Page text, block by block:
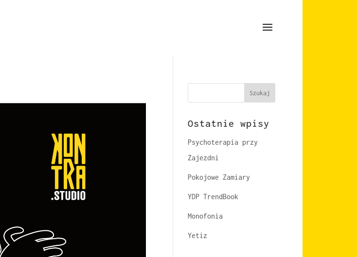
Szukaj
Ostatnie wpisy
Psychoterapia przy
Zajezdni
Pokojowe Zamiary
YDP TrendBook
Monofonia
Yetiz